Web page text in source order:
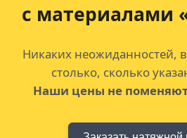
с материалами
Никаких неожиданностей,
столько, сколько
Наши цены не